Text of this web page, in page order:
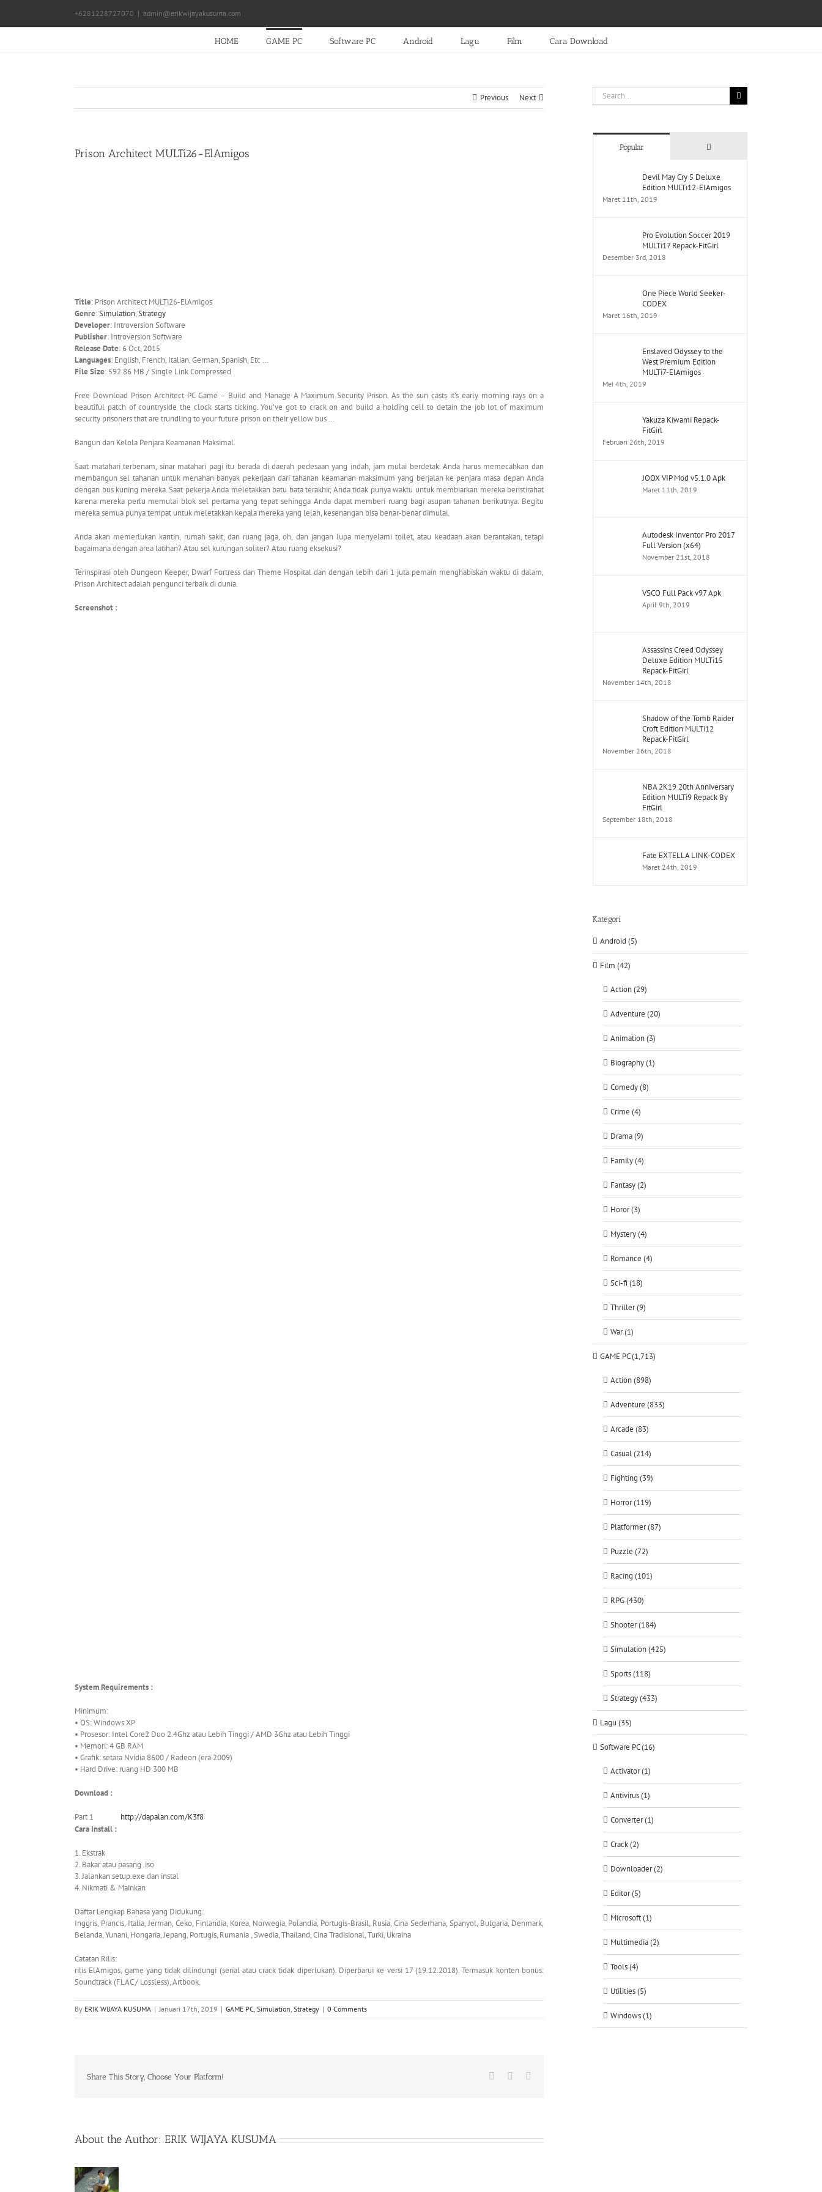
content
+6281228727070 | admin@erikwijayakusuma.com
HOME GAME PC Software PC Android Lagu Film Cara Download
Previous Next
Prison Architect MULTi26-ElAmigos
Title: Prison Architect MULTi26-ElAmigos
Genre:Simulation,Strategy
Developer: Introversion Software
Publisher: Introversion Software
Release Date: 6 Oct, 2015
Languages: English, French, Italian, German, Spanish, Etc …
File Size: 592.86 MB / Single Link Compressed
Free Download Prison Architect PC Game – Build and Manage A Maximum Security Prison. As the sun casts it’s early morning rays on a
beautiful patch of countryside the clock starts ticking. You’ve got to crack on and build a holding cell to detain the job­ lot of maximum
security prisoners that are trundling to your future prison on their yellow bus …
Bangun dan Kelola Penjara Keamanan Maksimal.
Saat matahari terbenam, sinar matahari pagi itu berada di daerah pedesaan yang indah, jam mulai berdetak. Anda harus memecahkan dan
membangun sel tahanan untuk menahan banyak pekerjaan dari tahanan keamanan maksimum yang berjalan ke penjara masa depan Anda
dengan bus kuning mereka. Saat pekerja Anda meletakkan batu bata terakhir, Anda tidak punya waktu untuk membiarkan mereka beristirahat
karena mereka perlu memulai blok sel pertama yang tepat sehingga Anda dapat memberi ruang bagi asupan tahanan berikutnya. Begitu
mereka semua punya tempat untuk meletakkan kepala mereka yang lelah, kesenangan bisa benar-benar dimulai.
Anda akan memerlukan kantin, rumah sakit, dan ruang jaga, oh, dan jangan lupa menyelami toilet, atau keadaan akan berantakan, tetapi
bagaimana dengan area latihan? Atau sel kurungan soliter? Atau ruang eksekusi?
Terinspirasi oleh Dungeon Keeper, Dwarf Fortress dan Theme Hospital dan dengan lebih dari 1 juta pemain menghabiskan waktu di dalam,
Prison Architect adalah pengunci terbaik di dunia.
Screenshot :
System Requirements :
Minimum:
• OS: Windows XP
• Prosesor: Intel Core2 Duo 2.4Ghz atau Lebih Tinggi / AMD 3Ghz atau Lebih Tinggi
• Memori: 4 GB RAM
• Grafik: setara Nvidia 8600 / Radeon (era 2009)
• Hard Drive: ruang HD 300 MB
Download :
Part 1
http://dapalan.com/K3f8
Cara Install :
1. Ekstrak
2. Bakar atau pasang .iso
3. Jalankan setup.exe dan instal
4. Nikmati & Mainkan
Daftar Lengkap Bahasa yang Didukung:
Inggris, Prancis, Italia, Jerman, Ceko, Finlandia, Korea, Norwegia, Polandia, Portugis-Brasil, Rusia, Cina Sederhana, Spanyol, Bulgaria, Denmark,
Belanda, Yunani, Hongaria, Jepang, Portugis, Rumania , Swedia, Thailand, Cina Tradisional, Turki, Ukraina
Catatan Rilis:
rilis ElAmigos, game yang tidak dilindungi (serial atau crack tidak diperlukan). Diperbarui ke versi 17 (19.12.2018). Termasuk konten bonus:
Soundtrack (FLAC / Lossless), Artbook.
By ERIK WIJAYA KUSUMA | Januari 17th, 2019 | GAME PC, Simulation, Strategy | 0 Comments
Share This Story, Choose Your Platform! Facebook
About the Author: ERIK WIJAYA KUSUMA
Search
for:
Popular Comments
Devil May Cry 5 Deluxe
Edition MULTi12-ElAmigos
Maret 11th, 2019
Pro Evolution Soccer 2019
MULTi17 Repack-FitGirl
Desember 3rd, 2018
One Piece World Seeker-
CODEX
Maret 16th, 2019
Enslaved Odyssey to the
West Premium Edition
MULTi7-ElAmigos
Mei 4th, 2019
Yakuza Kiwami Repack-
FitGirl
Februari 26th, 2019
JOOX VIP Mod v5.1.0 Apk
Maret 11th, 2019
Autodesk Inventor Pro 2017
Full Version (x64)
November 21st, 2018
VSCO Full Pack v97 Apk
April 9th, 2019
Assassins Creed Odyssey
Deluxe Edition MULTi15
Repack-FitGirl
November 14th, 2018
Shadow of the Tomb Raider
Croft Edition MULTi12
Repack-FitGirl
November 26th, 2018
NBA 2K19 20th Anniversary
Edition MULTi9 Repack By
FitGirl
September 18th, 2018
Fate EXTELLA LINK-CODEX
Maret 24th, 2019
Kategori
Android (5)
Film (42)
Action (29)
Adventure (20)
Animation (3)
Biography (1)
Comedy (8)
Crime (4)
Drama (9)
Family (4)
Fantasy (2)
Horor (3)
Mystery (4)
Romance (4)
Sci-fi (18)
Thriller (9)
War (1)
GAME PC (1,713)
Action (898)
Adventure (833)
Arcade (83)
Casual (214)
Fighting (39)
Horror (119)
Platformer (87)
Puzzle (72)
Racing (101)
RPG (430)
Shooter (184)
Simulation (425)
Sports (118)
Strategy (433)
Lagu (35)
Software PC (16)
Activator (1)
Antivirus (1)
Converter (1)
Crack (2)
Downloader (2)
Editor (5)
Microsoft (1)
Multimedia (2)
Tools (4)
Utilities (5)
Windows (1)